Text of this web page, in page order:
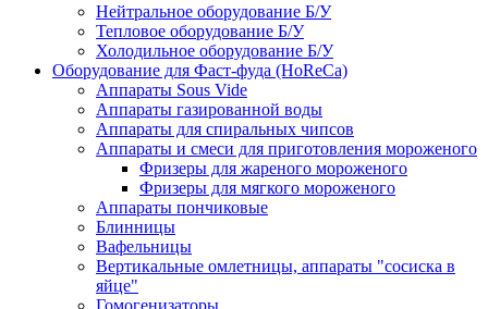
Нейтральное оборудование Б/У
Тепловое оборудование Б/У
Холодильное оборудование Б/У
Оборудование для Фаст-фуда (HoReCa)
Аппараты Sous Vide
Аппараты газированной воды
Аппараты для спиральных чипсов
Аппараты и смеси для приготовления мороженого
Фризеры для жареного мороженого
Фризеры для мягкого мороженого
Аппараты пончиковые
Блинницы
Вафельницы
Вертикальные омлетницы, аппараты "сосиска в
яйце"
Гомогенизаторы